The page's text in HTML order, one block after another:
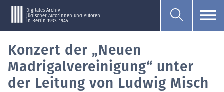
Digitales Archiv
jüdischer Autorinnen und Autoren
in Berlin 1933–1945
Konzert der „Neuen
Madrigalvereinigung“ unter
der Leitung von Ludwig Misch